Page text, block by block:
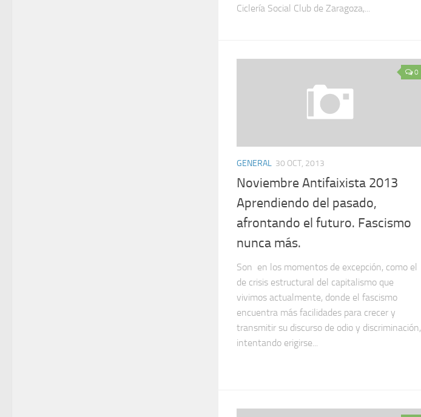
Ciclería Social Club de Zaragoza,...
0
GENERAL 30 OCT, 2013
Noviembre Antifaixista 2013
Aprendiendo del pasado,
afrontando el futuro. Fascismo
nunca más.
Son en los momentos de excepción, como el
de crisis estructural del capitalismo que
vivimos actualmente, donde el fascismo
encuentra más facilidades para crecer y
transmitir su discurso de odio y discriminación,
intentando erigirse...